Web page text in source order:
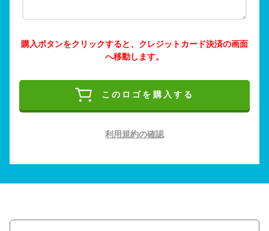
購入ボタンをクリックすると、クレジットカード決済の画面
へ移動します。
このロゴを購入する
利用規約の確認